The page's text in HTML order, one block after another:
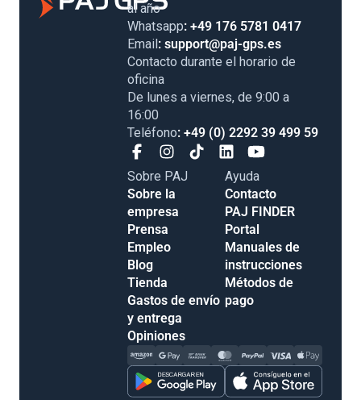
al año
Whatsapp: +49 176 5781 0417
Email: support@paj-gps.es
Contacto durante el horario de
oficina
De lunes a viernes, de 9:00 a
16:00
Teléfono: +49 (0) 2292 39 499 59
Sobre PAJ
Sobre la
empresa
Prensa
Empleo
Blog
Tienda
Gastos de envío
y entrega
Opiniones
Ayuda
Contacto
PAJ FINDER
Portal
Manuales de
instrucciones
Métodos de
pago